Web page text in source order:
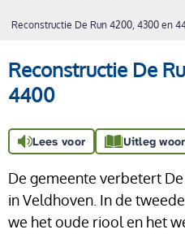
Reconstructie De Run 4200, 4300 en
Reconstructie De
4400
Lees voor Uitleg
De gemeente verbetert
in Veldhoven. In de
we het oude riool en het